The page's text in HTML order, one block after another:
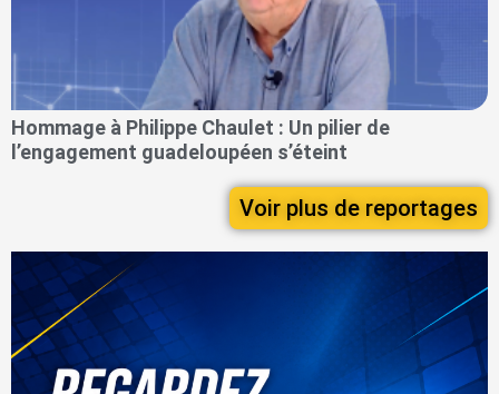
Hommage à Philippe Chaulet : Un pilier de
l’engagement guadeloupéen s’éteint
Voir plus de reportages